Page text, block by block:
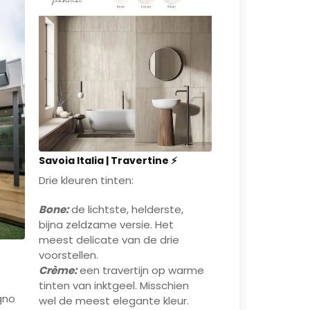
Kom langs bij Multitegel en
ontdek welke houtlook-tegel bij
jou past! Je bent van harte
welkom om onze collectie te
bewonderen.
📍 Bezoek onze vestiging, u
bent van harte welkom!
Savoia Italia | Travertine ⚡
Drie kleuren tinten:
Bone:de lichtste, helderste,
bijna zeldzame versie. Het
meest delicate van de drie
voorstellen.
Crème:een travertijn op warme
tinten van inktgeel. Misschien
wel de meest elegante kleur.